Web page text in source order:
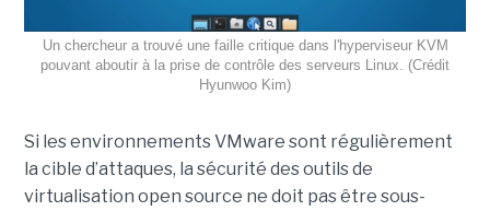
Un chercheur a trouvé une faille critique dans l'hyperviseur KVM
pouvant aboutir à la prise de contrôle des serveurs Linux. (Crédit
Hyunwoo Kim)
Si les environnements VMware sont régulièrement
la cible d’attaques, la sécurité des outils de
virtualisation open source ne doit pas être sous-